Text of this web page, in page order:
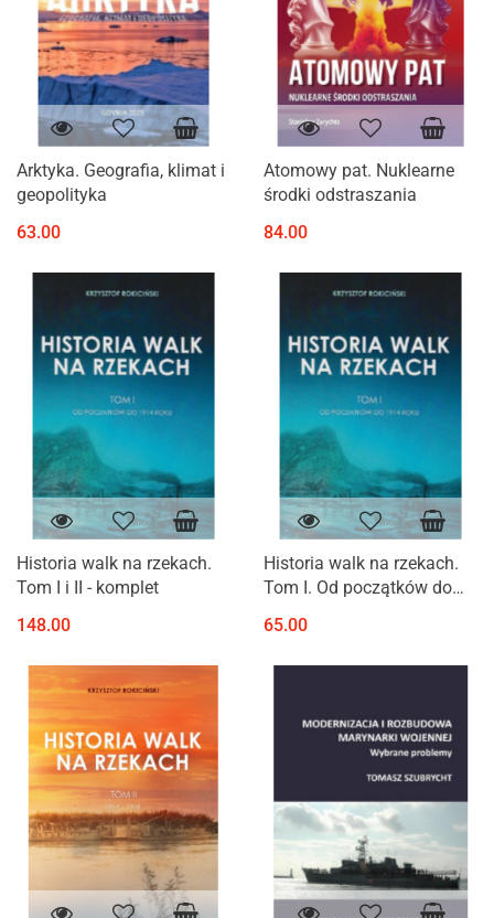
Arktyka. Geografia, klimat i
geopolityka
63.00
Atomowy pat. Nuklearne
środki odstraszania
84.00
Historia walk na rzekach.
Tom I i II - komplet
148.00
Historia walk na rzekach.
Tom I. Od początków do
65.00